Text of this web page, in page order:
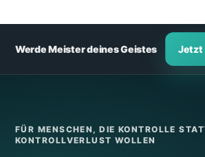
Werde Meister deines Geistes Jetzt
FÜR MENSCHEN, DIE KONTROLLE
KONTROLLVERLUST WOLLEN